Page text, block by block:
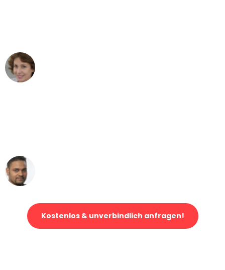
Kostenlos & unverbindlich anfragen!